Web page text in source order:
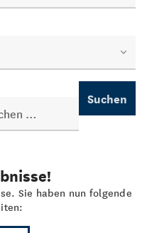
Suchen
Sie haben nun folgende